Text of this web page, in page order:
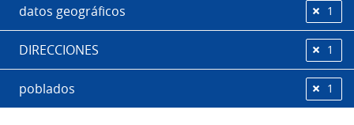
datos geográficos 1
DIRECCIONES 1
poblados 1